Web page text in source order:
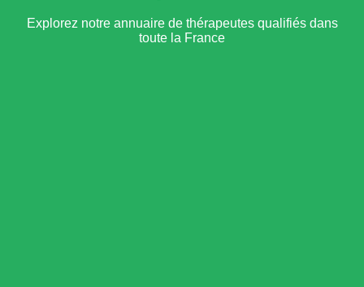
Explorez notre annuaire de thérapeutes qualifiés dans
toute la France